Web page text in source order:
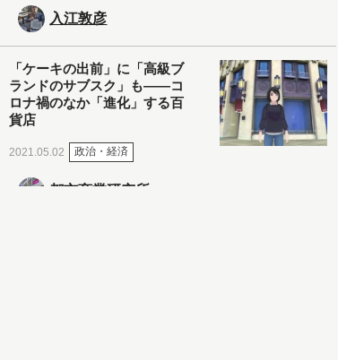
入江敦彦
「ケーキの出前」に「高級ブ
ランドのサブスク」も――コ
ロナ禍のなか「進化」する百
貨店
2021.05.02 政治・経済
都市商業研究所